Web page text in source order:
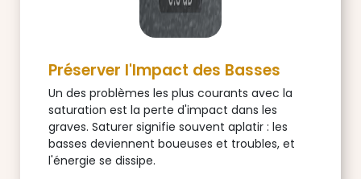
Préserver l'Impact des Basses
Un des problèmes les plus courants avec la
saturation est la perte d'impact dans les
graves. Saturer signifie souvent aplatir : les
basses deviennent boueuses et troubles, et
l'énergie se dissipe.